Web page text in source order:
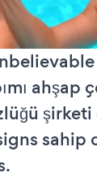
ahşap
sahip